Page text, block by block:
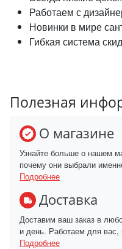
Работаем с
Новинки в мире
Гибкая система
Полезная
О магазине
Узнайте больше о нашем
почему они выбрали
Подробнее
Доставка
Доставим ваш заказ в
и день. Работаем для
Подробнее